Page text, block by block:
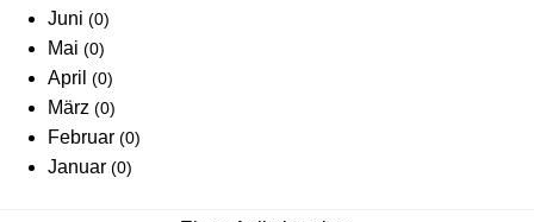
Juni (0)
Mai (0)
April (0)
März (0)
Februar (0)
Januar (0)